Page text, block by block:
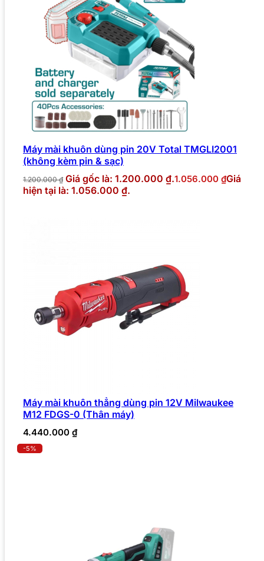
Máy mài khuôn dùng pin 20V Total TMGLI2001
(không kèm pin & sạc)
1.200.000₫ Giá gốc là: 1.200.000 ₫.1.056.000 ₫Giá
hiện tại là: 1.056.000 ₫.
Máy mài khuôn thẳng dùng pin 12V Milwaukee
M12 FDGS-0 (Thân máy)
4.440.000 ₫
-5%